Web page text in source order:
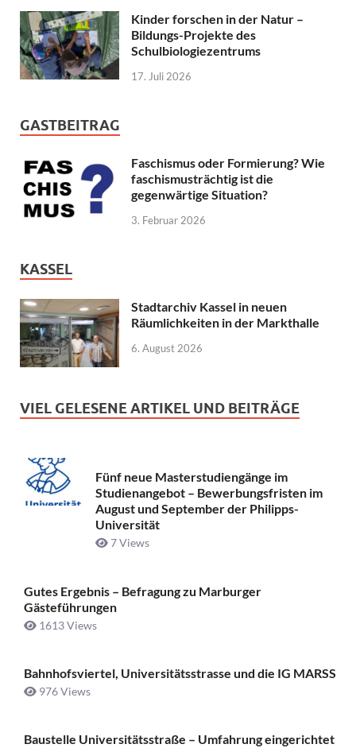
Kinder forschen in der Natur –
Bildungs-Projekte des
Schulbiologiezentrums
17. Juli 2026
GASTBEITRAG
Faschismus oder Formierung? Wie
faschismusträchtig ist die
gegenwärtige Situation?
3. Februar 2026
KASSEL
Stadtarchiv Kassel in neuen
Räumlichkeiten in der Markthalle
6. August 2026
VIEL GELESENE ARTIKEL UND BEITRÄGE
Fünf neue Masterstudiengänge im
Studienangebot – Bewerbungsfristen im
August und September der Philipps-
Universität
7 Views
Gutes Ergebnis – Befragung zu Marburger
Gästeführungen
1613 Views
Bahnhofsviertel, Universitätsstrasse und die IG MARSS
976 Views
Baustelle Universitätsstraße ­– Umfahrung eingerichtet